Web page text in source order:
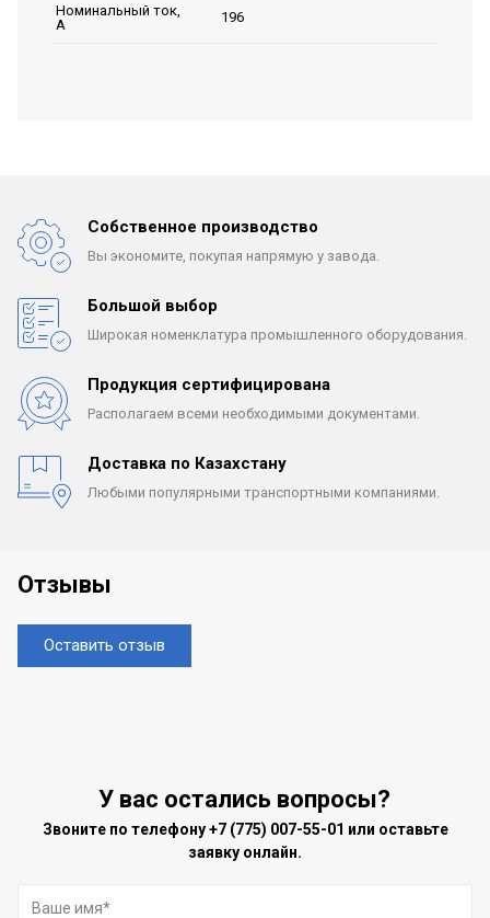
Номинальный ток,
А
196
Собственное производство
Вы экономите, покупая напрямую у завода.
Большой выбор
Широкая номенклатура промышленного оборудования.
Продукция сертифицирована
Располагаем всеми необходимыми документами.
Доставка по Казахстану
Любыми популярными транспортными компаниями.
Отзывы
Оставить отзыв
У вас остались вопросы?
Звоните по телефону+7 (775) 007-55-01 или оставьте
заявку онлайн.